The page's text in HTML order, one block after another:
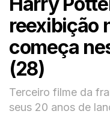
reexibição
começa
(28)
Terceiro filme da
seus 20 anos de